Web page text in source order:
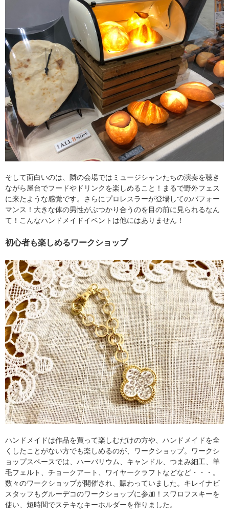
そして面白いのは、隣の会場ではミュージシャンたちの演奏を聴き
ながら屋台でフードやドリンクを楽しめること！まるで野外フェス
に来たような感覚です。さらにプロレスラーが登場してのパフォー
マンス！大きな体の男性がぶつかり合うのを目の前に見られるなん
て！こんなハンドメイドイベントは他にはありません！
初心者も楽しめるワークショップ
ハンドメイドは作品を買って楽しむだけの方や、ハンドメイドを全
くしたことがない方でも楽しめるのが、ワークショップ。ワークシ
ョップスペースでは、ハーバリウム、キャンドル、つまみ細工、羊
毛フェルト、チョークアート、ワイヤークラフトなどなど・・・。
数々のワークショップが開催され、賑わっていました。キレイナビ
スタッフもグルーデコのワークショップに参加！スワロフスキーを
使い、短時間でステキなキーホルダーを作りました。